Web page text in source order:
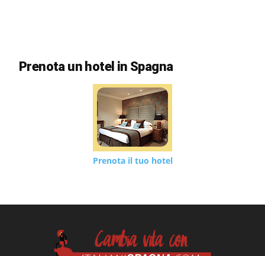
Prenota un hotel in Spagna
Prenota il tuo hotel